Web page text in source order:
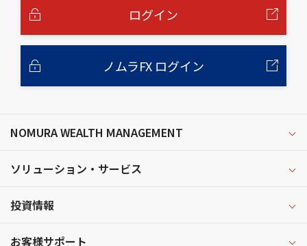
ログイン
ノムラFX ログイン
NOMURA WEALTH MANAGEMENT
ソリューション・サービス
投資情報
お客様サポート